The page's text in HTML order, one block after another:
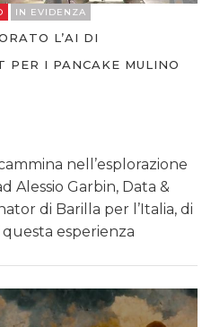
IN EVIDENZA
L’AI DI
PER I PANCAKE MULINO
nell’esplorazione
Alessio Garbin, Data &
di Barilla per l’Italia, di
esperienza